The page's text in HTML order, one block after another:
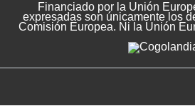
Financiado por la Unión
expresadas son únicamente los
Comisión Europea. Ni la Unión